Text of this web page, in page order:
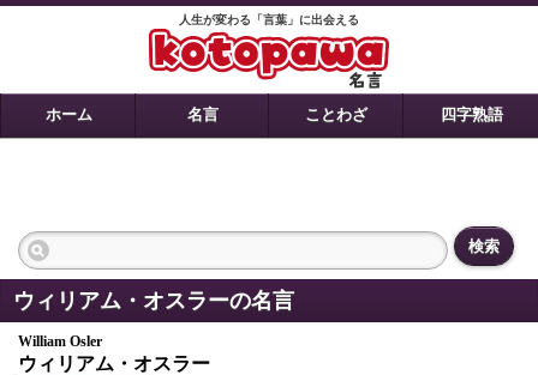
人生が変わる「言葉」に出会える
ホーム 名言 ことわざ 四字熟語
検索
ウィリアム・オスラーの名言
William Osler
ウィリアム・オスラー